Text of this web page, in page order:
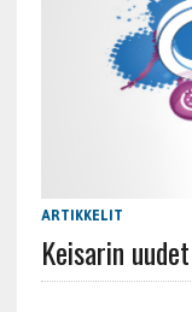
ARTIKKELIT
Keisarin